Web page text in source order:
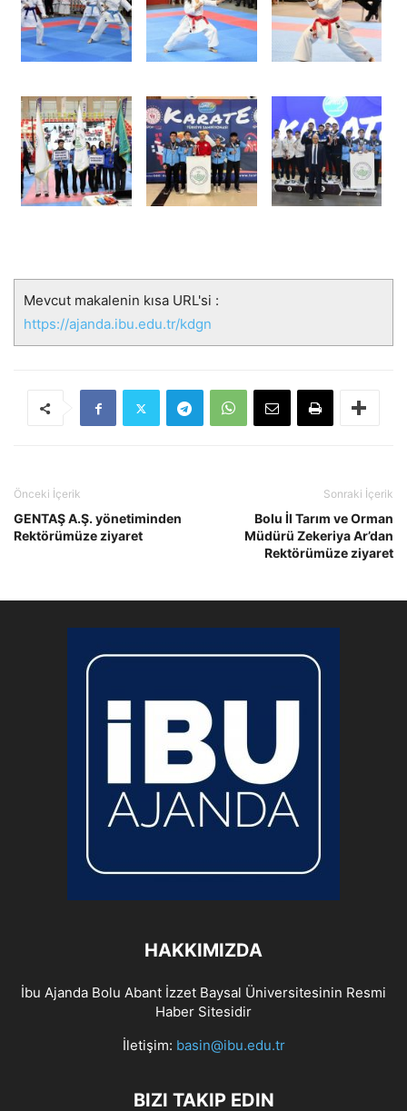
Mevcut makalenin kısa URL'si :
https://ajanda.ibu.edu.tr/kdgn
Önceki İçerik
GENTAŞ A.Ş. yönetiminden
Rektörümüze ziyaret
Sonraki İçerik
Bolu İl Tarım ve Orman
Müdürü Zekeriya Ar’dan
Rektörümüze ziyaret
HAKKIMIZDA
İbu Ajanda Bolu Abant İzzet Baysal Üniversitesinin Resmi
Haber Sitesidir
İletişim: basin@ibu.edu.tr
BIZI TAKIP EDIN